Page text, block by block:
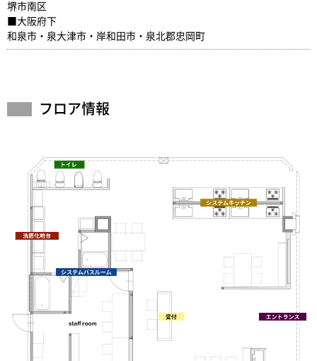
堺市南区
■大阪府下
和泉市・泉大津市・岸和田市・泉北郡忠岡町
フロア情報